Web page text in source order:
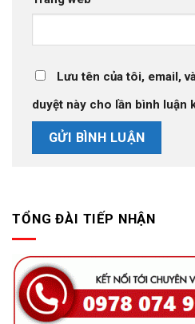
Lưu tên của tôi, email,
duyệt này cho lần bình luận
TỔNG ĐÀI TIẾP NHẬN